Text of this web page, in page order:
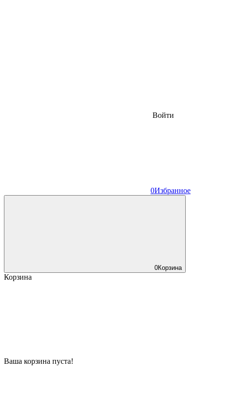
Войти
0Избранное
0Корзина
Корзина
Ваша корзина пуста!